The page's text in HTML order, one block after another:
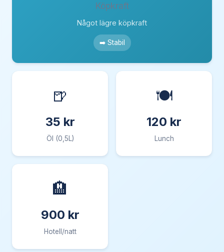
Köpkraft
Något lägre köpkraft
➡️ Stabil
🍺
35 kr
Öl (0,5L)
🍽️
120 kr
Lunch
🏨
900 kr
Hotell/natt